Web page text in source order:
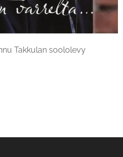
Takkulan soololevy